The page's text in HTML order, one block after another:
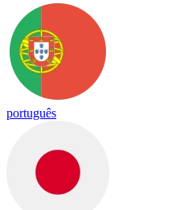
português